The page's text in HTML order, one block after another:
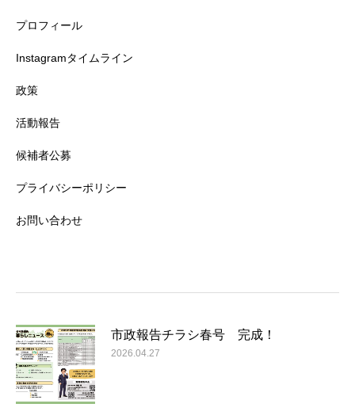
プロフィール
Instagramタイムライン
政策
活動報告
候補者公募
プライバシーポリシー
お問い合わせ
市政報告チラシ春号 完成！
2026.04.27